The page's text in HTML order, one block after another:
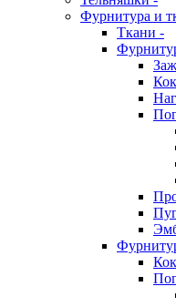
Фурнитура и
Ткани -